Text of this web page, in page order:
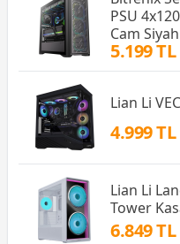
PSU
Cam
5.199 TL
Lian Li
4.999 TL
Lian Li
Tower
6.849 TL